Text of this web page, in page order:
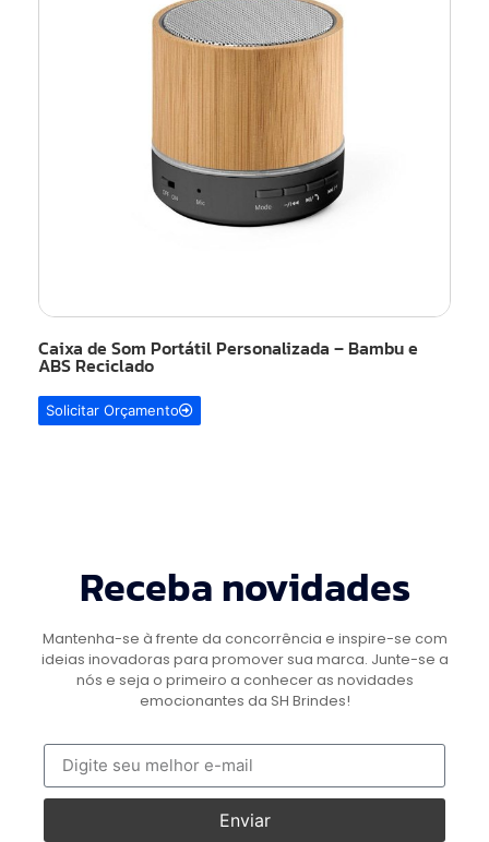
Caixa de Som Portátil Personalizada – Bambu e
ABS Reciclado
Solicitar Orçamento
Receba novidades
Mantenha-se à frente da concorrência e inspire-se com
ideias inovadoras para promover sua marca. Junte-se a
nós e seja o primeiro a conhecer as novidades
emocionantes da SH Brindes!
Enviar